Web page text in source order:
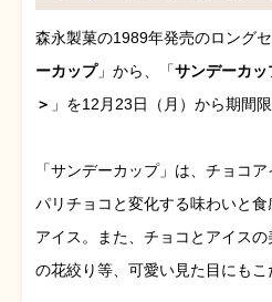
森永製菓の1989年発売のロング
ーカップ」から、「サンデーカ
＞ 」を12月23日（月）から期間限
「サンデーカップ」は、チョコ
パリチョコと変化する味わいと
アイス。また、チョコとアイス
の花絞り等、可愛い見た目にもこ